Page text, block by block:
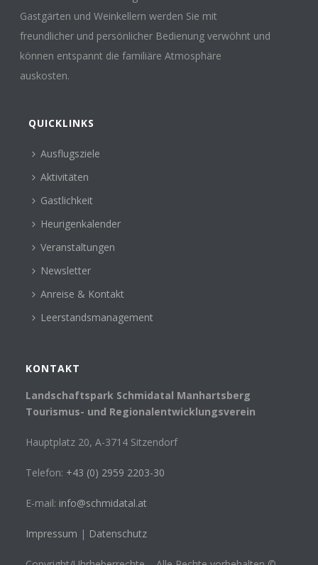
Gastgärten und Weinkellern werden Sie mit
freundlicher und persönlicher Bedienung verwöhnt und
können entspannt die familiäre Atmosphäre
auskosten.
QUICKLINKS
Ausflugsziele
Aktivitäten
Gastlichkeit
Heurigenkalender
Veranstaltungen
Newsletter
Anreise & Kontakt
Leerstandsmanagement
KONTAKT
Landschaftspark Schmidatal Manhartsberg
Tourismus- und Regionalentwicklungsverein
Hauptplatz 20, A-3714 Sitzendorf
Telefon: +43 (0) 2959 2203-30
E-mail: info@schmidatal.at
Impressum | Datenschutz